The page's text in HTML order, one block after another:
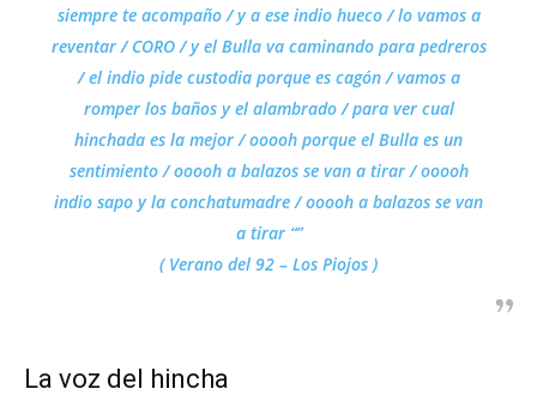
siempre te acompaño / y a ese indio hueco / lo vamos a
reventar / CORO / y el Bulla va caminando para pedreros
/ el indio pide custodia porque es cagón / vamos a
romper los baños y el alambrado / para ver cual
hinchada es la mejor / ooooh porque el Bulla es un
sentimiento / ooooh a balazos se van a tirar / ooooh
indio sapo y la conchatumadre / ooooh a balazos se van
a tirar “”
( Verano del 92 – Los Piojos )
La voz del hincha